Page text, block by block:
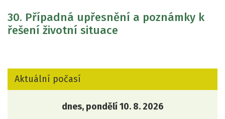
30. Případná upřesnění a poznámky k
řešení životní situace
Aktuální počasí
dnes, pondělí 10. 8. 2026